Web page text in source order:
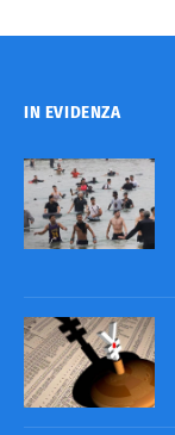
IN EVIDENZA